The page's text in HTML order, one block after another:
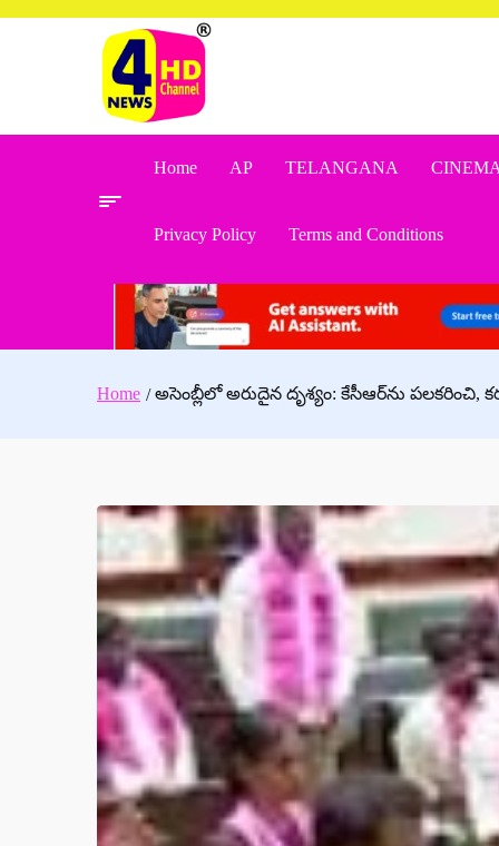
Home AP TELANGANA CINEMA
Privacy Policy Terms and Conditions
Home అసెంబ్లీలో అరుదైన దృశ్యం: కేసీఆర్‌ను పలకరించి,